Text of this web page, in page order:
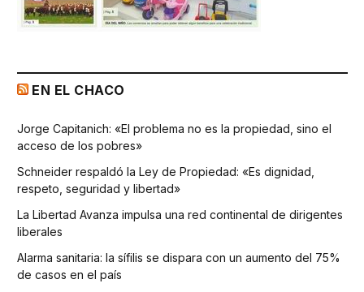
EN EL CHACO
Jorge Capitanich: «El problema no es la propiedad, sino el
acceso de los pobres»
Schneider respaldó la Ley de Propiedad: «Es dignidad,
respeto, seguridad y libertad»
La Libertad Avanza impulsa una red continental de dirigentes
liberales
Alarma sanitaria: la sífilis se dispara con un aumento del 75%
de casos en el país